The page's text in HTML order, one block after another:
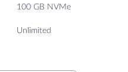
100 GB NVMe
Unlimited